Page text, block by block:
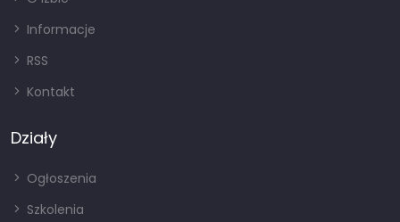
Informacje
RSS
Kontakt
Działy
Ogłoszenia
Szkolenia